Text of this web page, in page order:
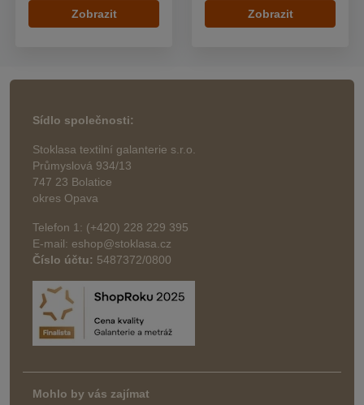
Zobrazit Zobrazit
Sídlo společnosti:
Stoklasa textilní galanterie s.r.o.
Průmyslová 934/13
747 23 Bolatice
okres Opava
Telefon 1: (+420) 228 229 395
E-mail: eshop@stoklasa.cz
Číslo účtu: 5487372/0800
Mohlo by vás zajímat